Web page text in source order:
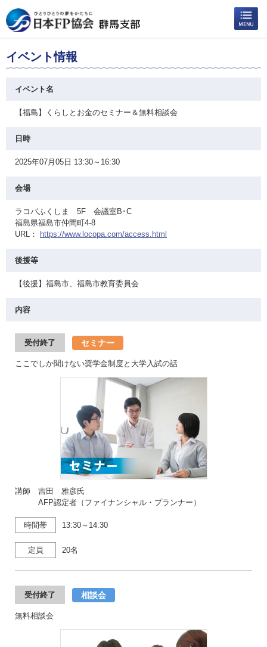
イベント情報
イベント名
【福島】くらしとお金のセミナー＆無料相談会
日時
2025年07月05日 13:30～16:30
会場
ラコパふくしま 5F 会議室B･C
福島県福島市仲間町4-8
URL：
https://www.locopa.com/access.html
後援等
【後援】福島市、福島市教育委員会
内容
受付終了 セミナー
ここでしか聞けない奨学金制度と大学入試の話
講師 吉田 雅彦氏
AFP認定者（ファイナンシャル・プランナー）
時間帯 13:30～14:30
定員 20名
受付終了 相談会
無料相談会